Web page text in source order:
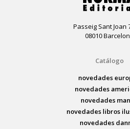
Passeig Sant Joan
08010
Catálogo
novedades
novedades
novedades
novedades libros
novedades